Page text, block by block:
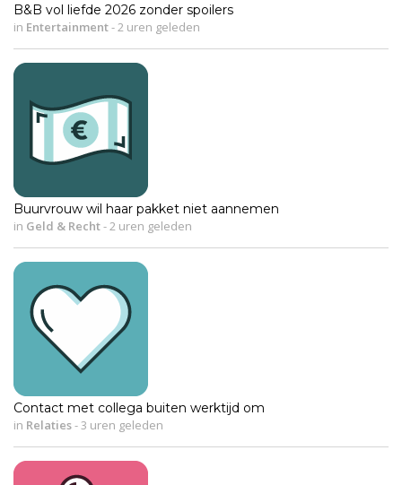
B&B vol liefde 2026 zonder spoilers
in Entertainment- 2 uren geleden
Buurvrouw wil haar pakket niet aannemen
in Geld & Recht- 2 uren geleden
Contact met collega buiten werktijd om
in Relaties- 3 uren geleden